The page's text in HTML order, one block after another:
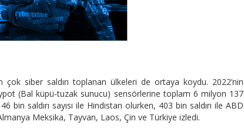
siber saldırı toplanan ülkeleri de ortaya koydu. 2022’nin
(Bal küpü-tuzak sunucu) sensörlerine toplam 6 milyon 137
bin saldırı sayısı ile Hindistan olurken, 403 bin saldırı ile ABD
Meksika, Tayvan, Laos, Çin ve Türkiye izledi.